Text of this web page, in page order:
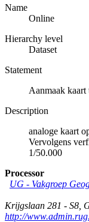
Name
Online
Hierarchy level
Dataset
Statement
Aanmaak kaart
Description
analoge kaart
Vervolgens
1/50.000
Processor
UG - Vakgroep
Krijgslaan 281 - S8
http://